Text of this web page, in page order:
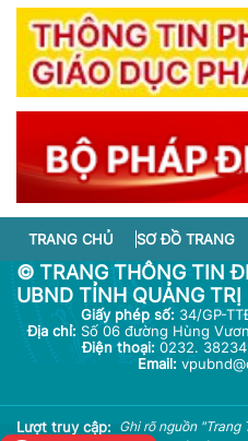
TRANG CHỦ SƠ ĐỒ TRANG
© TRANG THÔNG TIN
UBND TỈNH QUẢNG TRỊ
Giấy phép số: 34/GP-
Địa chỉ: Số 06 đường Hùng
Điện thoại: 0232.
Email:
Lượt truy cập: Ghi rõ nguồn "Trang